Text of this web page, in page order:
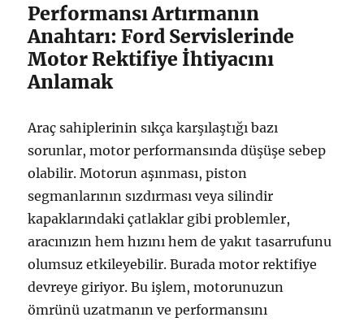
Performansı Artırmanın
Anahtarı: Ford Servislerinde
Motor Rektifiye İhtiyacını
Anlamak
Araç sahiplerinin sıkça karşılaştığı bazı
sorunlar, motor performansında düşüşe sebep
olabilir. Motorun aşınması, piston
segmanlarının sızdırması veya silindir
kapaklarındaki çatlaklar gibi problemler,
aracınızın hem hızını hem de yakıt tasarrufunu
olumsuz etkileyebilir. Burada motor rektifiye
devreye giriyor. Bu işlem, motorunuzun
ömrünü uzatmanın ve performansını